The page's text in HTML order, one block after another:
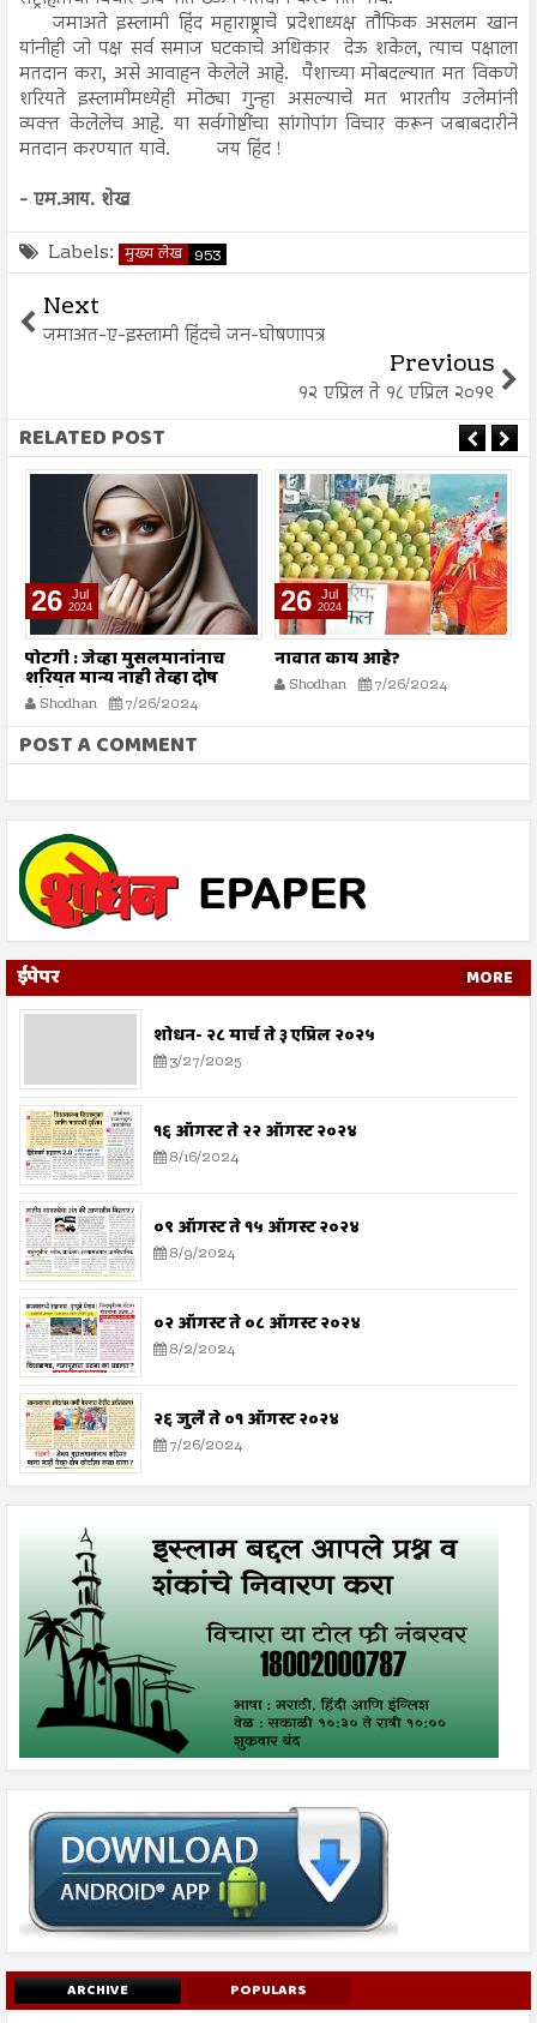
जमाअते इस्लामी हिंद महाराष्ट्राचे प्रदेशाध्यक्ष तौफिक असलम खान
यांनीही जो पक्ष सर्व समाज घटकाचे अधिकार देऊ शकेल, त्याच पक्षाला
मतदान करा, असे आवाहन केलेले आहे. पैशाच्या मोबदल्यात मत विकणे
शरियते इस्लामीमध्येही मोठ्या गुन्हा असल्याचे मत भारतीय उलेमांनी
व्यक्त केलेलेच आहे. या सर्वगोष्टींचा सांगोपांग विचार करून जबाबदारीने
मतदान करण्यात यावे. जय हिंद !
- एम.आय. शेख
Labels: मुख्य लेख 953
Next
जमाअत-ए-इस्लामी हिंदचे जन-घोषणापत्र
Previous
१२ एप्रिल ते १८ एप्रिल २०१९
RELATED POST
26 Jul
2024
पोटगी : जेव्हा मुसलमानांनाच
शरियत मान्य नाही तेव्हा दोष
कोर्टाला कसा द्यावा?
Shodhan 7/26/2024
26 Jul
2024
नावात काय आहे?
Shodhan 7/26/2024
POST A COMMENT
ईपेपर MORE
शोधन- २८ मार्च ते ३ एप्रिल २०२५
3/27/2025
१६ ऑगस्ट ते २२ ऑगस्ट २०२४
8/16/2024
०९ ऑगस्ट ते १५ ऑगस्ट २०२४
8/9/2024
०२ ऑगस्ट ते ०८ ऑगस्ट २०२४
8/2/2024
२६ जुलै ते ०१ ऑगस्ट २०२४
7/26/2024
ARCHIVE POPULARS